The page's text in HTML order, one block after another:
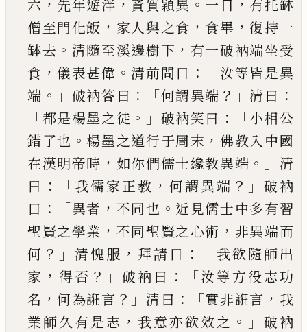
六 ， 先年遊泮 ，資質穎異 。 一日 ， 有托缽
僧至門化飯 ， 家人與之食 ， 食畢 ，復持一
缽去 。 清隨至溪邊樹下 ， 有一破衲端坐受
食 ，儀表甚偉 。 清前問曰 ：「汝等皆是異
端 。」 破衲答曰 ：「何謂異端 ？」 清曰 ：
「都是楊墨之徒 。」 破衲笑曰 ：「小相公
錯了也 。楊墨之道行于周末 ，佛教入中國
在漢明帝時 ， 如你們儒士纔教異端 。」 清
曰 ：「我儒家正教 ， 何謂異端 ？」 破衲
曰 ：「異者 ， 不同也 。 近見儒士中多有習
聖賢之學業 ， 不同聖賢之心術 ， 非異端而
何 ？」 清愧服 ， 拜請曰 ：「我欲隨師出
家 ， 得否 ？」 破衲曰 ：「汝等 方役志功
名 ，何為誑言 ？」 清曰 ：「實非誑言 ， 我
業師久有是志 ， 我意亦欲效之 。」 破衲